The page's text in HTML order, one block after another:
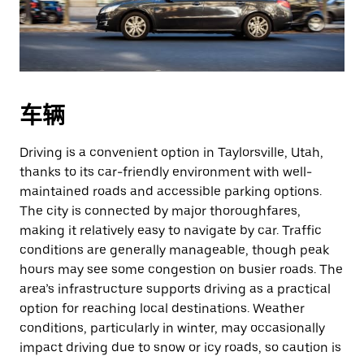
车辆
Driving is a convenient option in Taylorsville, Utah,
thanks to its car-friendly environment with well-
maintained roads and accessible parking options.
The city is connected by major thoroughfares,
making it relatively easy to navigate by car. Traffic
conditions are generally manageable, though peak
hours may see some congestion on busier roads. The
area’s infrastructure supports driving as a practical
option for reaching local destinations. Weather
conditions, particularly in winter, may occasionally
impact driving due to snow or icy roads, so caution is